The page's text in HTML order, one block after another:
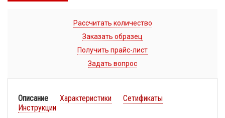
Рассчитать количество
Заказать образец
Получить прайс-лист
Задать вопрос
Описание Характеристики
Сетификаты
Инструкции